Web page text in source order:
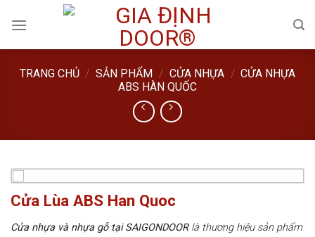
TRANG CHỦ / SẢN PHẨM / CỬA NHỰA / CỬA NHỰA
ABS HÀN QUỐC
Cửa Lùa ABS Han Quoc
Cửa nhựa và nhựa gỗ tại SAIGONDOORlà thương hiệu sản phẩm